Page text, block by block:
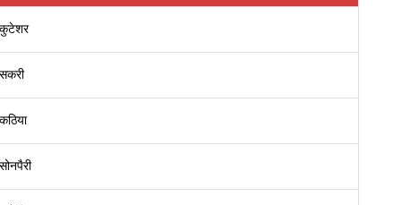
कुटेशर
सकरी
कठिया
सोनपैरी